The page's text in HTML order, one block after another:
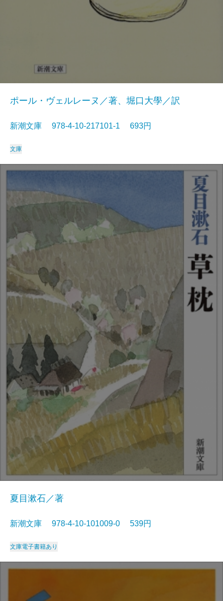
ポール・ヴェルレーヌ／著、堀口大學／訳
新潮文庫 978-4-10-217101-1 693円
文庫
夏目漱石／著
新潮文庫 978-4-10-101009-0 539円
文庫電子書籍あり